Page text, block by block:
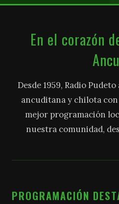
En el corazón
Desde 1959, Radio
ancuditana y chilota
mejor programación
nuestra comunidad,
PROGRAMACIÓN